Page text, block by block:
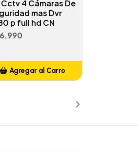
Cctv 4 Cámaras De
mas Dvr
p full hd CN
Agregar al Carro